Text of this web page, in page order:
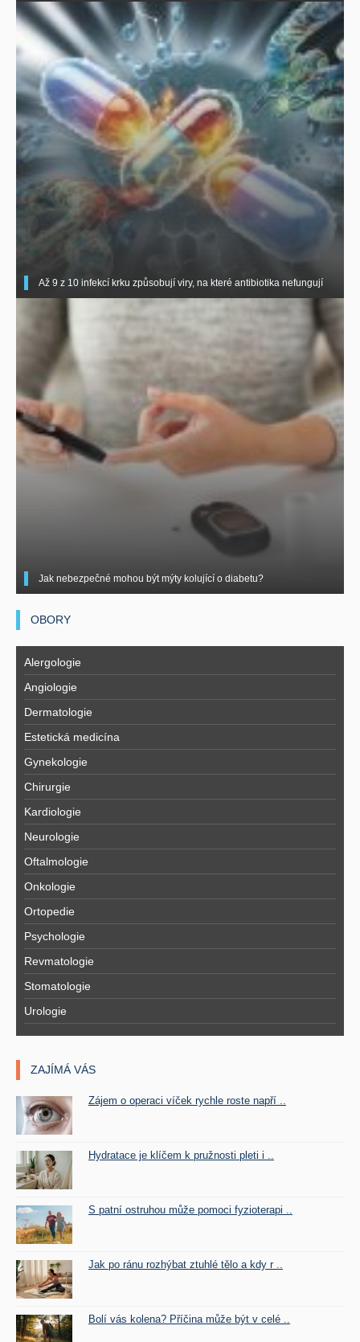
Až 9 z 10 infekcí krku způsobují viry, na které antibiotika nefungují
Jak nebezpečné mohou být mýty kolující o diabetu?
OBORY
Alergologie
Angiologie
Dermatologie
Estetická medicína
Gynekologie
Chirurgie
Kardiologie
Neurologie
Oftalmologie
Onkologie
Ortopedie
Psychologie
Revmatologie
Stomatologie
Urologie
ZAJÍMÁ VÁS
Zájem o operaci víček rychle roste napří ..
Hydratace je klíčem k pružnosti pleti i ..
S patní ostruhou může pomoci fyzioterapi ..
Jak po ránu rozhýbat ztuhlé tělo a kdy r ..
Bolí vás kolena? Příčina může být v celé ..